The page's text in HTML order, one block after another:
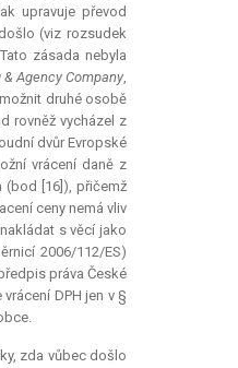
upravuje převod
(viz rozsudek
zásada nebyla
Agency Company,
druhé osobě
rovněž vycházel z
dvůr Evropské
vrácení daně z
(bod [16]), přičemž
ceny nemá vliv
s věcí jako
2006/112/ES)
práva České
DPH jen v §
zda vůbec došlo